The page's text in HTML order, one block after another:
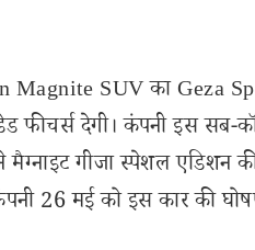
Magnite SUV का Geza
फीचर्स देगी। कंपनी इस सब-
गीजा स्पेशल एडिशन
26 मई को इस कार की